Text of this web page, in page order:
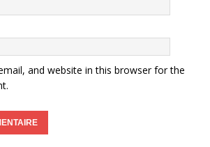
and website in this browser for the